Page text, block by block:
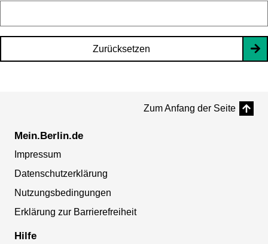
Zurücksetzen
Zum Anfang der Seite
Mein.Berlin.de
Impressum
Datenschutzerklärung
Nutzungsbedingungen
Erklärung zur Barrierefreiheit
Hilfe